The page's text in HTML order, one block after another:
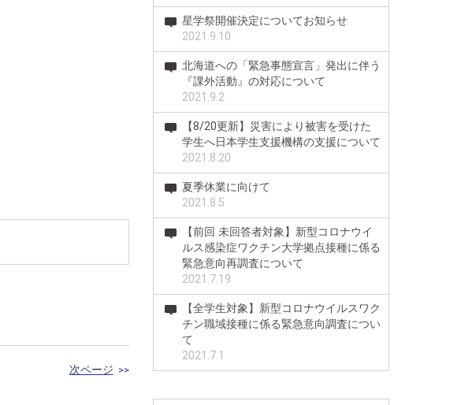
次ページ >>
星学祭開催決定についてお知らせ
2021.9.10
北海道への「緊急事態宣言」発出に伴う
『課外活動』の対応について
2021.9.2
【8/20更新】災害により被害を受けた
学生へ日本学生支援機構の支援について
2021.8.20
夏季休業に向けて
2021.8.5
【前回 未回答者対象】新型コロナウイ
ルス感染症ワクチン大学拠点接種に係る
緊急意向再調査について
2021.7.19
【全学生対象】新型コロナウイルスワク
チン職域接種に係る緊急意向調査につい
て
2021.7.1